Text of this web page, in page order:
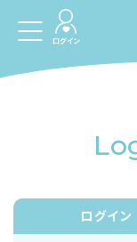
ログイン
ログイン